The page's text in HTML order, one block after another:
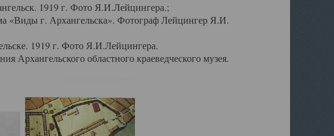
1919 г. Фото Я.И.Лейцингера.;
«Виды г. Архангельска». Фотограф Лейцингер Я.И.
1919 г. Фото Я.И.Лейцингера.
Архангельского областного краеведческого музея.